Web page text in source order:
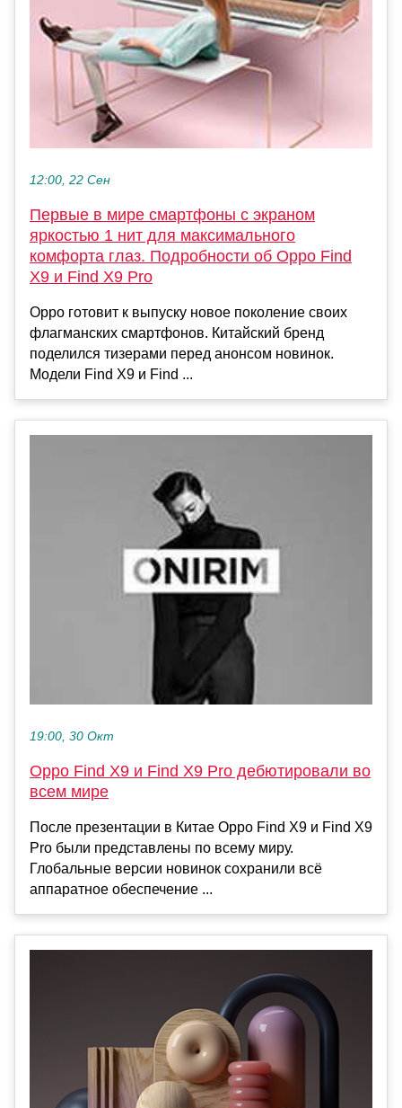
12:00, 22 Сен
Первые в мире смартфоны с экраном
яркостью 1 нит для максимального
комфорта глаз. Подробности об Oppo Find
X9 и Find X9 Pro
Oppo готовит к выпуску новое поколение своих
флагманских смартфонов. Китайский бренд
поделился тизерами перед анонсом новинок.
Модели Find X9 и Find ...
19:00, 30 Окт
Oppo Find X9 и Find X9 Pro дебютировали во
всем мире
После презентации в Китае Oppo Find X9 и Find X9
Pro были представлены по всему миру.
Глобальные версии новинок сохранили всё
аппаратное обеспечение ...